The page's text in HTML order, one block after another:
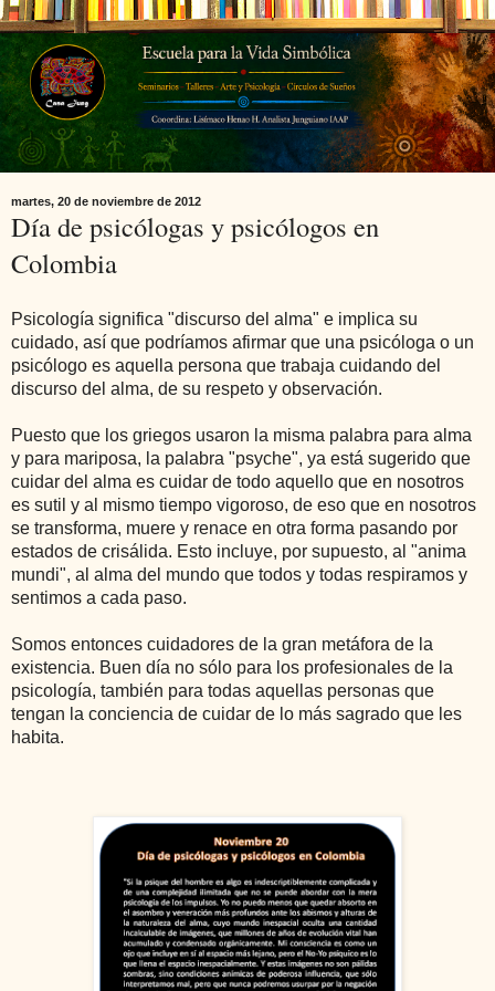
martes, 20 de noviembre de 2012
Día de psicólogas y psicólogos en
Colombia
Psicología significa "discurso del alma" e implica su
cuidado, así que podríamos afirmar que una psicóloga o un
psicólogo es aquella persona que trabaja cuidando del
discurso del alma, de su respeto y observación.
Puesto que los griegos usaron la misma palabra para alma
y para mariposa, la palabra "psyche", ya está sugerido que
cuidar del alma es cuidar de todo aquello que en nosotros
es sutil y al mismo tiempo vigoroso, de eso que en nosotros
se transforma, muere y renace en otra forma pasando por
estados de crisálida. Esto incluye, por supuesto, al "anima
mundi", al alma del mundo que todos y todas respiramos y
sentimos a cada paso.
Somos entonces cuidadores de la gran metáfora de la
existencia. Buen día no sólo para los profesionales de la
psicología, también para todas aquellas personas que
tengan la conciencia de cuidar de lo más sagrado que les
habita.